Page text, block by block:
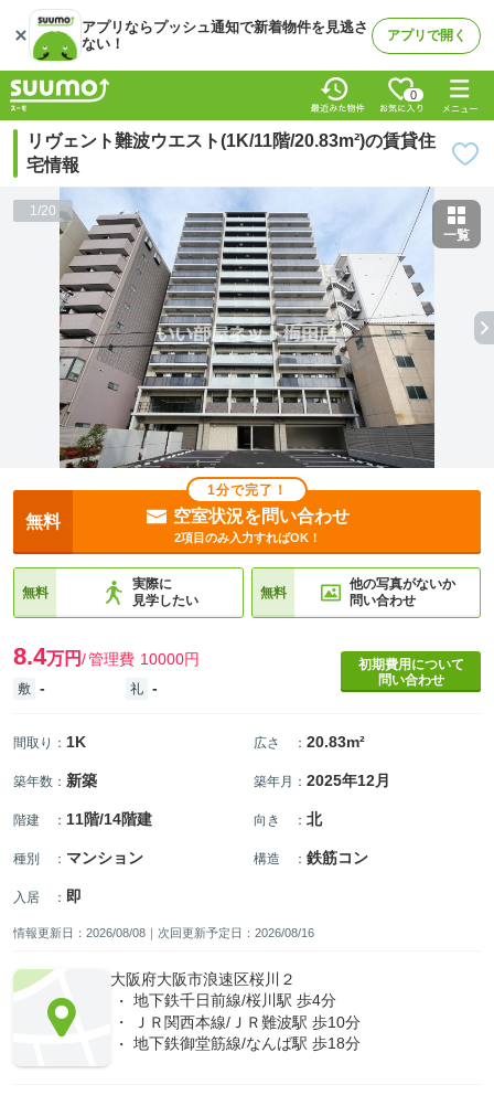
アプリならプッシュ通知で新着物件を見逃さ
ない！
アプリで開く
0
リヴェント難波ウエスト(1K/11階/20.83m²)の賃貸住
宅情報
1/20
一覧
1分で完了！
無料 空室状況を問い合わせ
2項目のみ入力すればOK！
無料
実際に
見学したい
無料
他の写真がないか
問い合わせ
8.4万円 管理費 10000円
敷 - 礼 -
初期費用について
問い合わせ
間取り ： 1K 広さ ： 20.83m²
築年数 ： 新築 築年月 ： 2025年12月
階建 ： 11階/14階建 向き ： 北
種別 ： マンション 構造 ： 鉄筋コン
入居 ： 即
情報更新日：2026/08/08｜次回更新予定日：2026/08/16
大阪府大阪市浪速区桜川２
地下鉄千日前線/桜川駅 歩4分
ＪＲ関西本線/ＪＲ難波駅 歩10分
地下鉄御堂筋線/なんば駅 歩18分